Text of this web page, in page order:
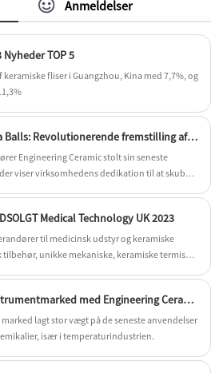
Anmeldelser
Nyheder TOP 5
fliser i Guangzhou, Kina med 7,7%, og
Introduktion af Zirconia Balls: Revolutionerende fremstilling af keramiske lejer
Engineering Ceramic stolt sin seneste
viser virksomhedens dedikation til at skubbe
Medical Technology UK 2023
til medicinsk udstyr og keramiske
unikke mekaniske, keramiske termiske,
Frankrig temperaturinstrumentmarked med Engineering Ceramic Co
marked lagt stor vægt på de seneste anvendelser
især i temperaturindustrien.